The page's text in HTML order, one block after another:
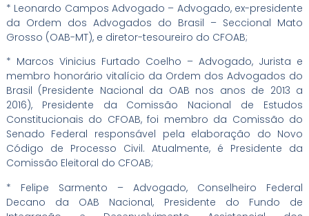
* Leonardo Campos Advogado – Advogado, ex-presidente
da Ordem dos Advogados do Brasil – Seccional Mato
Grosso (OAB-MT), e diretor-tesoureiro do CFOAB;
* Marcos Vinicius Furtado Coelho – Advogado, Jurista e
membro honorário vitalício da Ordem dos Advogados do
Brasil (Presidente Nacional da OAB nos anos de 2013 a
2016), Presidente da Comissão Nacional de Estudos
Constitucionais do CFOAB, foi membro da Comissão do
Senado Federal responsável pela elaboração do Novo
Código de Processo Civil. Atualmente, é Presidente da
Comissão Eleitoral do CFOAB;
* Felipe Sarmento – Advogado, Conselheiro Federal
Decano da OAB Nacional, Presidente do Fundo de